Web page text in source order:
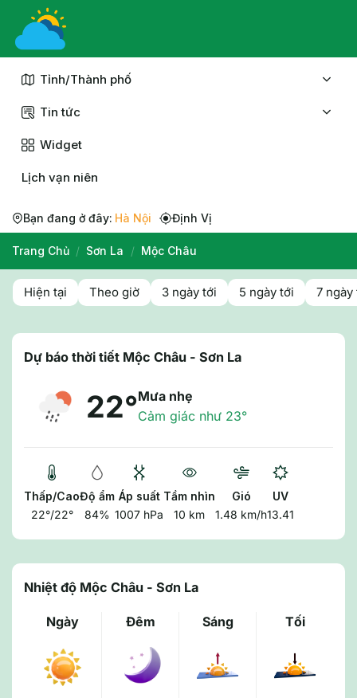
Chuyển
nội
Tỉnh/Thành phố
Tin tức
Widget
Lịch vạn niên
Bạn đang ở đây: Hà Nội Định Vị
Trang Chủ / Sơn La / Mộc Châu
Hiện tại Theo giờ 3 ngày tới 5 ngày tới 7 ngày
Dự báo thời tiết Mộc Châu - Sơn La
22°Mưa nhẹ
Cảm giác như 23°
Thấp/Cao
22°/22°
Độ ẩm
84%
Áp suất
1007 hPa
Tầm nhìn
10 km
Gió
1.48 km/h
UV
13.41
Nhiệt độ Mộc Châu - Sơn La
Ngày Đêm Sáng Tối